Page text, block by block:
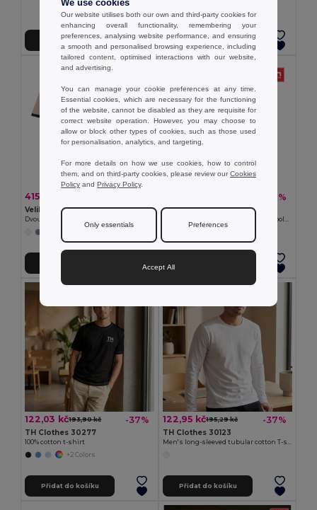
Přidat do košíku Přidat do košíku
415,77 kč
Velilla 36148
-40%
TH Clothes 30130
Men's short-sleeved cotton piqué polo shirt. White
122,03 kč193,90 kč -37%
TH Clothes 30277
100% cotton t-shirt
+2 Colors
Přidat do košíku
122,95 kč195,29 kč -37%
TH Clothes 30123
Men's long-sleeved tubular cotton T-shirt
Přidat do košíku
We use cookies
Our website utilises both our own and third-party cookies for
enhancing overall functionality, remembering your
preferences, analysing website performance, and ensuring
a smooth and personalised browsing experience, including
tailored content, optimised interactions with our website,
and advertising.
You can manage your cookie preferences at any time.
Essential cookies, which are necessary for the functioning
of the website, cannot be disabled as they are requisite for
correct website operation. However, you may choose to
allow or block other types of cookies, such as those used
for personalisation, analytics, and targeting.
For more details on how we use cookies, how to control
them, and on third-party cookies, please review ourCookies
Policy and Privacy Policy.
Only essentials Preferences
Accept All